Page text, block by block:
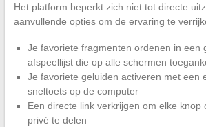
Het platform beperkt zich niet tot directe
aanvullende opties om de ervaring te
Je favoriete fragmenten ordenen in een
afspeellijst die op alle schermen
Je favoriete geluiden activeren met een
sneltoets op de computer
Een directe link verkrijgen om elke knop
privé te delen